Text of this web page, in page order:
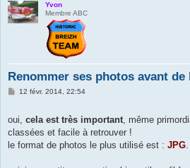
Yvon
Membre ABC
Renommer ses photos avant de
M
s
a
g
e
12 févr. 2014, 22:54
oui, cela est très important , même
classées et facile à retrouver !
le format de photos le plus utilisé est : JPG